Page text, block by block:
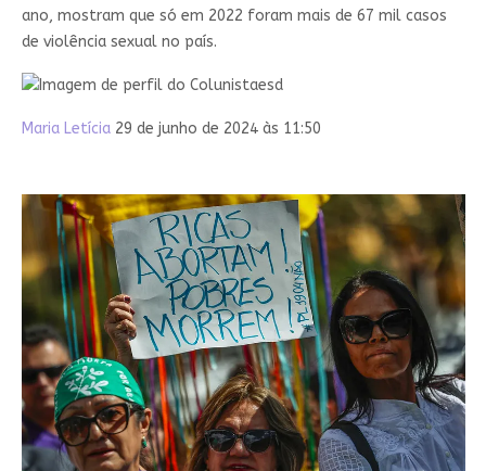
ano, mostram que só em 2022 foram mais de 67 mil casos
de violência sexual no país.
Maria Letícia 29 de junho de 2024 às 11:50